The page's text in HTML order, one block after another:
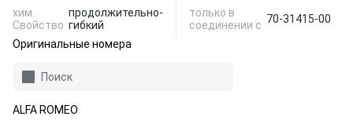
хим.
Свойство
продолжительно-
гибкий
только в
соединении с 70-31415-00
Оригинальные номера
Поиск
ALFA ROMEO